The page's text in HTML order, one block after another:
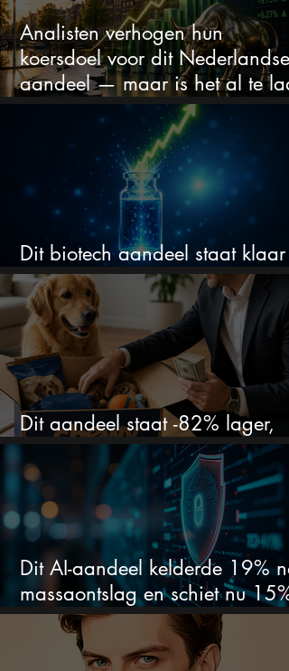
Analisten verhogen hun
koersdoel voor dit Nederlandse
aandeel — maar is het al te laat
om in te stappen?
Dit biotech aandeel staat klaar
voor een flinke rally
Dit aandeel staat -82% lager,
terwijl het bedrijf gewoon groeit
Dit AI-aandeel kelderde 19% na
massaontslag en schiet nu 15%
omhoog